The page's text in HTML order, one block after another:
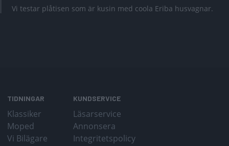
Vi testar plåtisen som är kusin med coola Eriba husvagnar.
TIDNINGAR
Klassiker
Moped
Vi Bilägare
KUNDSERVICE
Läsarservice
Annonsera
Integritetspolicy